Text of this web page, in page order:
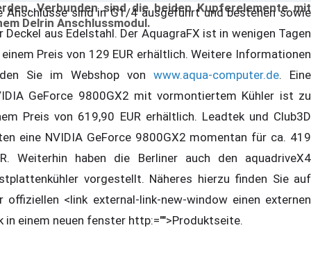
Verbunden sind die beiden Kupferelemente mit
Delrin Anschlussmodul.
Anschlüsse sind in G1/4 ausgeführt und bestehen sowie
Deckel aus Edelstahl. Der AquagraFX ist in wenigen Tagen
Preis von 129 EUR erhältlich. Weitere Informationen
Sie im Webshop von www.aqua-computer.de. Eine
GeForce 9800GX2 mit vormontiertem Kühler ist zu
Preis von 619,90 EUR erhältlich. Leadtek und Club3D
eine NVIDIA GeForce 9800GX2 momentan für ca. 419
Weiterhin haben die Berliner auch den aquadriveX4
vorgestellt. Näheres hierzu finden Sie auf
offiziellen <link external-link-new-window einen externen
in einem neuen fenster http:="">Produktseite.